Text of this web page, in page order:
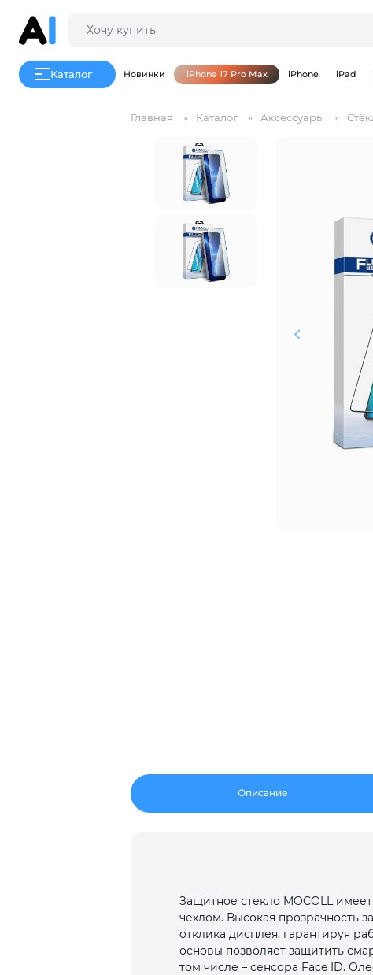
Каталог Новинки iPhone 17 Pro Max iPhone iPad
Главная Каталог Аксессуары
Описание
Защитное стекло MOCOLL
чехлом. Высокая прозрачность
отклика дисплея, гарантируя
основы позволяет защитить
том числе – сенсора Face ID.